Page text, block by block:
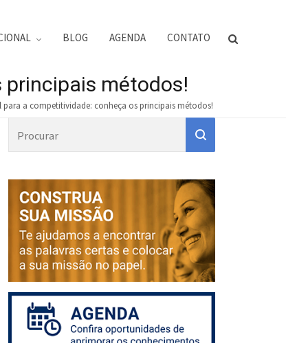
BLOG AGENDA CONTATO
principais métodos!
para a competitividade: conheça os principais métodos!